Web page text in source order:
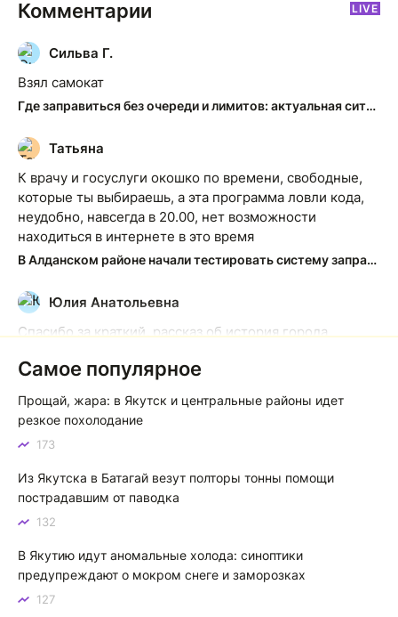
Комментарии LIVE
С
Сильва Г.
Взял самокат
Где заправиться без очереди и лимитов: актуальная ситуация на АЗС Якутска
Т
Татьяна
К врачу и госуслуги окошко по времени, свободные,
которые ты выбираешь, а эта программа ловли кода,
неудобно, навсегда в 20.00, нет возможности
находиться в интернете в это время
В Алданском районе начали тестировать систему заправки по QR-кодам
Ю
Юлия Анатольевна
Спасибо за краткий, рассказ об история города
Якутск сквозь века: от острога до столицы республики
К
Котя злой
Зной в Сибири, тем более в Якутске. Никакой это не
тем более говорить не приходиться. Не зря даже в
песнях поют…
Самое популярное
Прощай, жара: в Якутск и центральные районы идет
резкое похолодание
173
Из Якутска в Батагай везут полторы тонны помощи
пострадавшим от паводка
132
В Якутию идут аномальные холода: синоптики
предупреждают о мокром снеге и заморозках
127